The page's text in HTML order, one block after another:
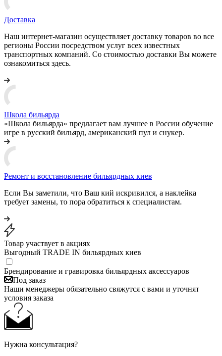
Доставка
Наш интернет-магазин осуществляет доставку товаров во все
регионы России посредством услуг всех известных
транспортных компаний. Со стоимостью доставки Вы можете
ознакомиться здесь.
Школа бильярда
«Школа бильярда» предлагает вам лучшее в России обучение
игре в русский бильярд, американский пул и снукер.
Ремонт и восстановление бильярдных киев
Если Вы заметили, что Ваш кий искривился, а наклейка
требует замены, то пора обратиться к специалистам.
Товар участвует в акциях
Выгодный TRADE IN бильярдных киев
Брендирование и гравировка бильярдных аксессуаров
Под заказ
Наши менеджеры обязательно свяжутся с вами и уточнят
условия заказа
Нужна консультация?